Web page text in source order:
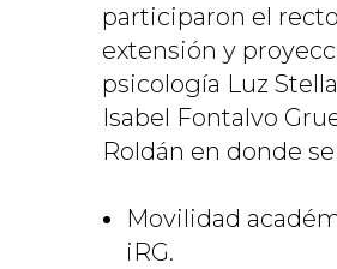
participaron el
extensión y
psicología Luz
Isabel Fontalvo
Roldán en donde
Movilidad
iRG.